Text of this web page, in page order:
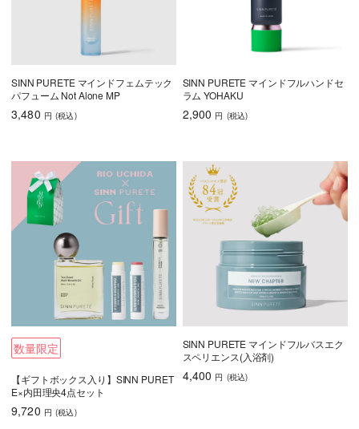
SINN PURETE マインドフェムテック
パフューム Not Alone MP
3,480 円 (税込)
SINN PURETE マインドフルハンドセ
ラム YOHAKU
2,900 円 (税込)
数量限定
【ギフトボックス入り】SINN PURET
E×内田理央4点セット
9,720 円 (税込)
SINN PURETE マインドフルバスエク
スペリエンス(入浴剤)
4,400 円 (税込)